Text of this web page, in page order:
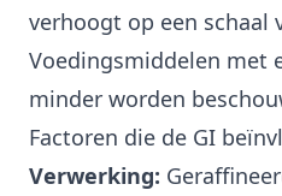
verhoogt op een schaal
Voedingsmiddelen met
minder worden
Factoren die de GI
Verwerking: